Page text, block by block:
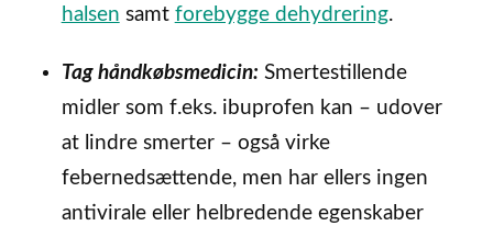
halsen samt forebygge dehydrering.
Tag håndkøbsmedicin: Smertestillende
midler som f.eks. ibuprofen kan – udover
at lindre smerter – også virke
febernedsættende, men har ellers ingen
antivirale eller helbredende egenskaber